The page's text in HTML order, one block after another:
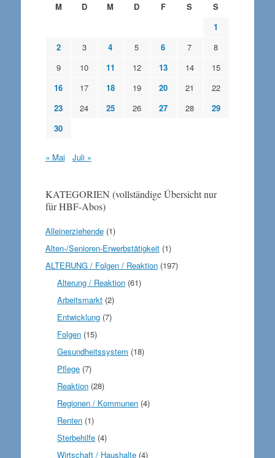
M
D M D F S
S
1
2
3 4 5 6 7
8
9
10 11 12 13 14
15
16
17 18 19 20 21
22
23
24 25 26 27 28
29
30
« Mai Juli »
KATEGORIEN (vollständige Übersicht nur
für HBF-Abos)
Alleinerziehende(1)
Alten-/Senioren-Erwerbstätigkeit(1)
ALTERUNG / Folgen / Reaktion(197)
Alterung / Reaktion (61)
Arbeitsmarkt (2)
Entwicklung (7)
Folgen (15)
Gesundheitssystem (18)
Pflege (7)
Reaktion (28)
Regionen / Kommunen (4)
Renten (1)
Sterbehilfe (4)
Wirtschaft / Haushalte (4)